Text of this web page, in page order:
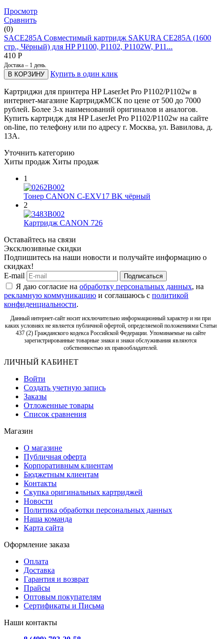
Просмотр
Сравнить
(0)
SACE285A Совместимый картридж SAKURA CE285A (1600
стр., Чёрный) для HP P1100, P1102, P1102W, P11...
410 Р
Достака – 1 день.
В КОРЗИНУ Купить в один клик
Картриджи для принтера HP LaserJet Pro P1102/P1102w в
интернет-магазине КартриджМСК по цене от 500 до 7000
рублей. Более 3-х наименований оригиналов и аналогов.
Купить картридж для HP LaserJet Pro P1102/P1102w на сайте
on-line, по телефону или по адресу г. Москва, ул. Вавилова, д.
13А.
Уточнить категорию
Хиты продаж Хиты продаж
1
Тонер CANON C-EXV17 BK чёрный
2
Картридж CANON 726
Оставайтесь на связи
Эксклюзивные скидки
Подпишитесь на наши новости и получайте информацию о
скидках!
E-mail
Подписаться
Я даю согласие на обработку персональных данных, на
рекламную коммуникацию и соглашаюсь с политикой
конфиденциальности.
Данный интернет-сайт носит исключительно информационный характер и ни при
каких условиях не является публичной офертой, определяемой положениями Статьи
437 (2) Гражданского кодекса Российской Федерации. Упоминаемые на сайте
зарегистрированные товарные знаки и знаки обслуживания являются
собственностью их правообладателей.
ЛИЧНЫЙ КАБИНЕТ
Войти
Создать учетную запись
Заказы
Отложенные товары
Список сравнения
Магазин
О магазине
Публичная оферта
Корпоративным клиентам
Бюджетным клиентам
Контакты
Скупка оригинальных картриджей
Новости
Политика обработки персональных данных
Наша команда
Карта сайта
Оформление заказа
Оплата
Доставка
Гарантия и возврат
Прайсы
Оптовым покупателям
Сертификаты и Письма
Наши контакты